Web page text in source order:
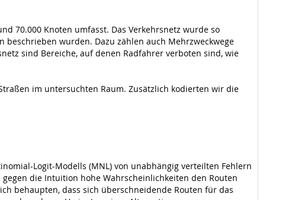
70.000 Knoten umfasst. Das Verkehrsnetz wurde so
wurden. Dazu zählen auch Mehrzweckwege
sind Bereiche, auf denen Radfahrer verboten sind, wie
im untersuchten Raum. Zusätzlich kodierten wir die
Logit-Modells (MNL) von unabhängig verteilten Fehlern
die Intuition hohe Wahrscheinlichkeiten den Routen
behaupten, dass sich überschneidende Routen für das